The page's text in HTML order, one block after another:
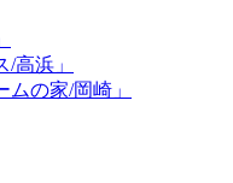
/高浜」
ムの家/岡崎」